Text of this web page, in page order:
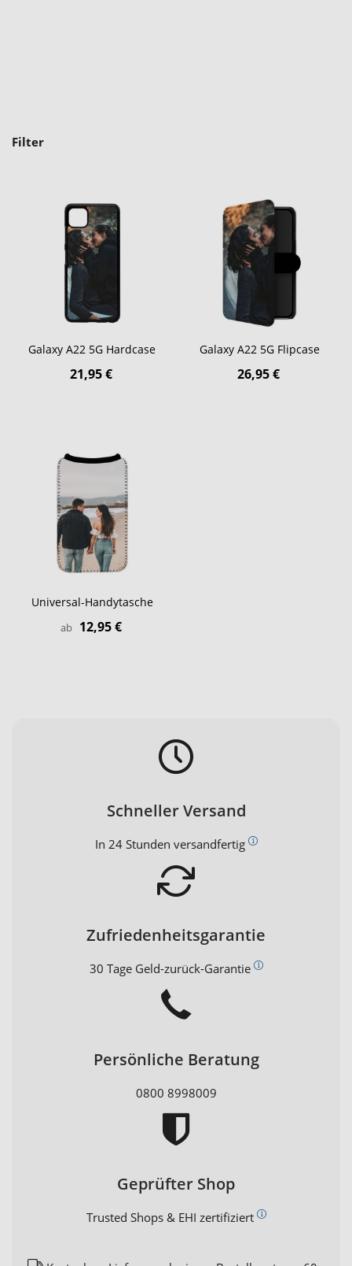
Filter
Galaxy A22 5G Hardcase
21,95 €
Galaxy A22 5G Flipcase
26,95 €
Universal-Handytasche
ab 12,95 €
Schneller Versand
In 24 Stunden versandfertig
Zufriedenheitsgarantie
30 Tage Geld-zurück-Garantie
Persönliche Beratung
0800 8998009
Geprüfter Shop
Trusted Shops & EHI zertifiziert